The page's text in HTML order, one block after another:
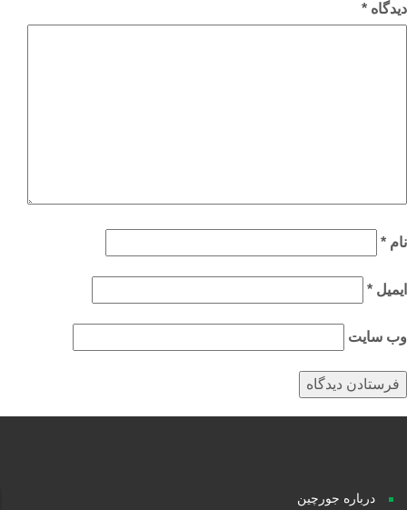
*
*
*
سایت
درباره جورچین